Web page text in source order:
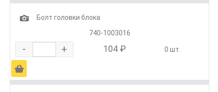
1
Болт головки блока
740-1003016
- + 104 ₽ 0 шт.
Ä